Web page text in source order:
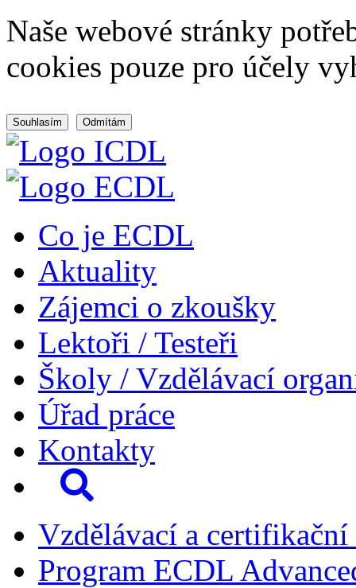
Naše webové stránky
cookies pouze pro účely
Souhlasím Odmítám
Co je ECDL
Aktuality
Zájemci o zkoušky
Lektoři / Testeři
Školy / Vzdělávací
Úřad práce
Kontakty
Vzdělávací a certifikační
Program ECDL